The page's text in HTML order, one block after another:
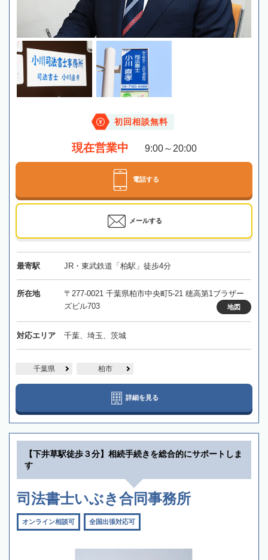
初回相談無料
現在営業中 9:00～20:00
電話する
メールする
最寄駅 JR・東武鉄道「柏駅」徒歩4分
所在地
〒277-0021 千葉県柏市中央町5-21 穂高第1ブラザー
ズビル703
地図
対応エリア 千葉、埼玉、茨城
千葉県 柏市
詳細を見る
【下井草駅徒歩３分】相続手続きを総合的にサポートしま
す
司法書士いぶき合同事務所
オンライン相談可 全国出張対応可